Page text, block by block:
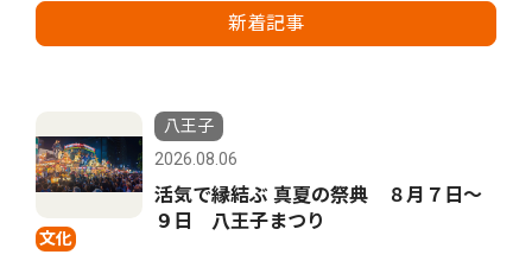
新着記事
文化
八王子
2026.08.06
活気で縁結ぶ 真夏の祭典 ８月７日〜
９日 八王子まつり